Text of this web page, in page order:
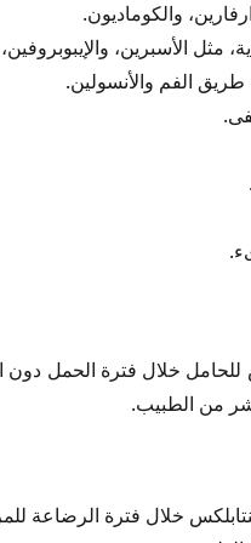
والكوماديون.
مثل الأسبرين،
الفم والأنسولين.
للحامل خلال فترة الحمل
من الطبيب.
خلال فترة الرضاعة